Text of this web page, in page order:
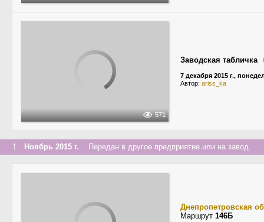
571
Заводская табличка
7 декабря 2015 г.,
Автор: ariss_ka
↑ Ноябрь 2015 г. Передан в другое предприятие или на завод
Днепропетровская
Маршрут 146Б